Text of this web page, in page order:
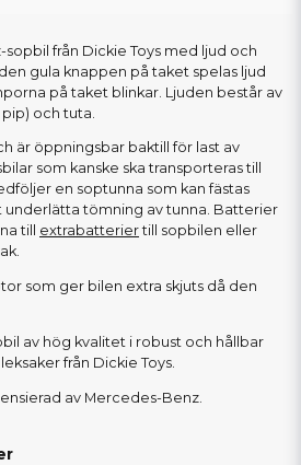
från Dickie Toys med ljud och
gula knappen på taket spelas ljud
på taket blinkar. Ljuden består av
och tuta.
är öppningsbar baktill för last av
som kanske ska transporteras till
en soptunna som kan fästas
underlätta tömning av tunna. Batterier
till extrabatteriertill sopbilen eller
som ger bilen extra skjuts då den
av hög kvalitet i robust och hållbar
från Dickie Toys.
av Mercedes-Benz.